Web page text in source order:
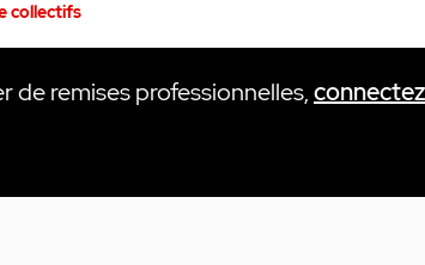
collectifs
de remises professionnelles,